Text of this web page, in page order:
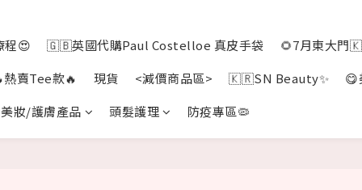
程😍 🇬🇧英國代購Paul Costelloe 真皮手袋
🌻7月東大門
熱賣Tee款🔥
現貨 <減價商品區> 🇰🇷SN Beauty✨
😋
美妝/護膚產品
頭髮護理 防疫專區🦠